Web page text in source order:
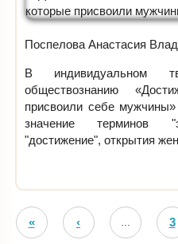
Поспелова Анастасия
В индивидуальном
обществознанию
присвоили себе
значение терминов
"достижение", открытия
Страницы
« ‹ 3